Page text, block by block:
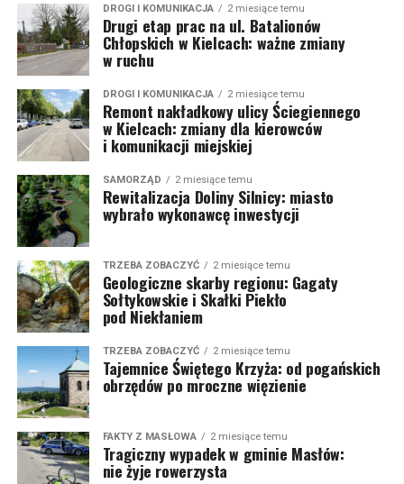
DROGI I KOMUNIKACJA 2 miesiące temu
Drugi etap prac na ul. Batalionów
Chłopskich w Kielcach: ważne zmiany
w ruchu
DROGI I KOMUNIKACJA 2 miesiące temu
Remont nakładkowy ulicy Ściegiennego
w Kielcach: zmiany dla kierowców
i komunikacji miejskiej
SAMORZĄD 2 miesiące temu
Rewitalizacja Doliny Silnicy: miasto
wybrało wykonawcę inwestycji
TRZEBA ZOBACZYĆ 2 miesiące temu
Geologiczne skarby regionu: Gagaty
Sołtykowskie i Skałki Piekło
pod Niekłaniem
TRZEBA ZOBACZYĆ 2 miesiące temu
Tajemnice Świętego Krzyża: od pogańskich
obrzędów po mroczne więzienie
FAKTY Z MASŁOWA 2 miesiące temu
Tragiczny wypadek w gminie Masłów:
nie żyje rowerzysta